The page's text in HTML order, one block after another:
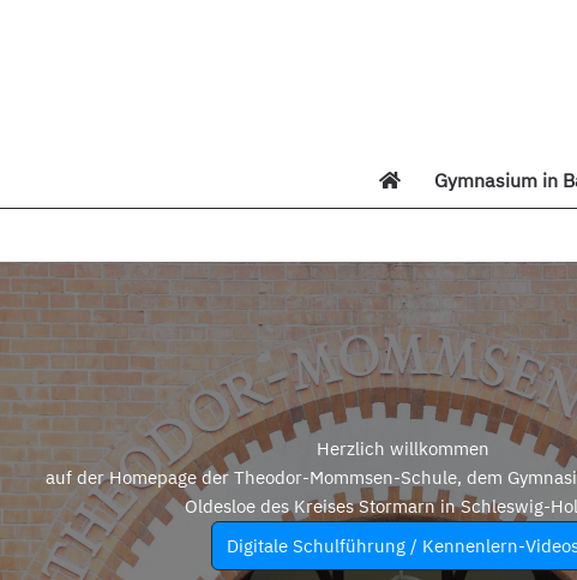
Gymnasium in
Herzlich willkommen
auf der Homepage der Theodor-Mommsen-Schule, dem
Oldesloe des Kreises Stormarn in Schleswig-
Digitale Schulführung / Kennenlern-